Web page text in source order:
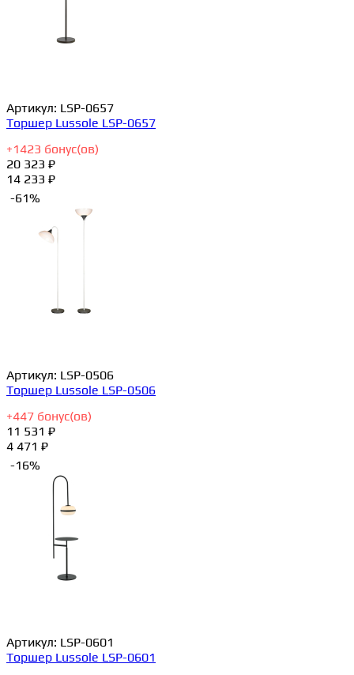
Артикул: LSP-0657
Торшер Lussole LSP-0657
+1423 бонус(ов)
20 323 ₽
14 233 ₽
-61%
Артикул: LSP-0506
Торшер Lussole LSP-0506
+447 бонус(ов)
11 531 ₽
4 471 ₽
-16%
Артикул: LSP-0601
Торшер Lussole LSP-0601